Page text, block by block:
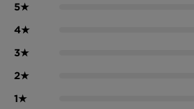
5★
4★
3★
2★
1★